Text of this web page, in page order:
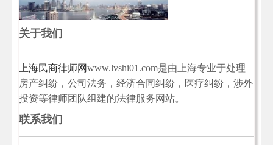
关于我们
上海民商律师网www.lvshi01.com是由上海专业于处理
房产纠纷，公司法务，经济合同纠纷，医疗纠纷，涉外
投资等律师团队组建的法律服务网站。
联系我们